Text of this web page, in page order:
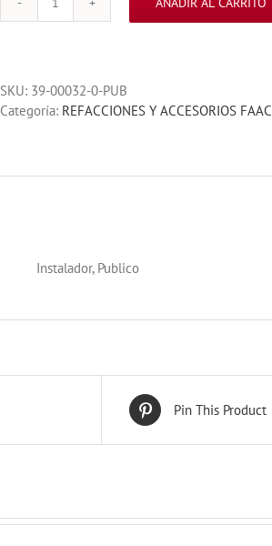
ROTULA
400
cantidad
SKU: 39-00032-0-PUB
Categoría: REFACCIONES Y ACCESORIOS FAAC
Instalador, Publico
Pin This Product